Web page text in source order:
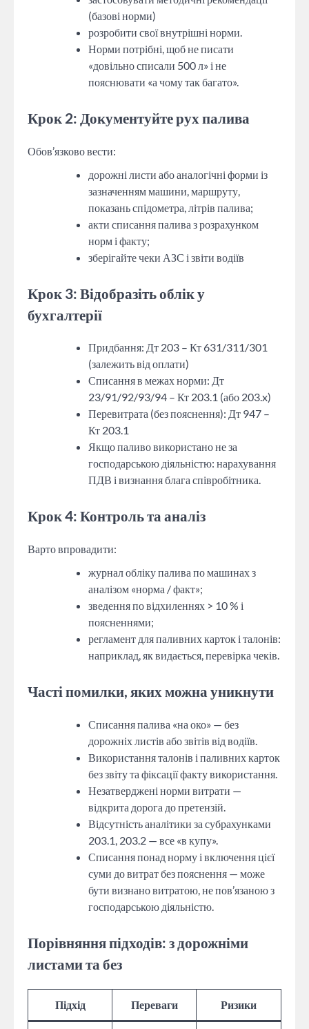
(базові норми)
розробити свої внутрішні норми.
Норми потрібні, щоб не писати
«довільно списали 500 л» і не
пояснювати «а чому так багато».
Крок 2: Документуйте рух палива
Обов’язково вести:
дорожні листи або аналогічні форми із
зазначенням машини, маршруту,
показань спідометра, літрів палива;
акти списання палива з розрахунком
норм і факту;
зберігайте чеки АЗС і звіти водіїв
Крок 3: Відобразіть облік у
бухгалтерії
Придбання: Дт 203 – Кт 631/311/301
(залежить від оплати)
Списання в межах норми: Дт
23/91/92/93/94 – Кт 203.1 (або 203.x)
Перевитрата (без пояснення): Дт 947 –
Кт 203.1
Якщо паливо використано не за
господарською діяльністю: нарахування
ПДВ і визнання блага співробітника.
Крок 4: Контроль та аналіз
Варто впровадити:
журнал обліку палива по машинах з
аналізом «норма / факт»;
зведення по відхиленнях > 10 % і
поясненнями;
регламент для паливних карток і талонів:
наприклад, як видається, перевірка чеків.
Часті помилки, яких можна уникнути
Списання палива «на око» — без
дорожніх листів або звітів від водіїв.
Використання талонів і паливних карток
без звіту та фіксації факту використання.
Незатверджені норми витрати —
відкрита дорога до претензій.
Відсутність аналітики за субрахунками
203.1, 203.2 — все «в купу».
Списання понад норму і включення цієї
суми до витрат без пояснення — може
бути визнано витратою, не пов’язаною з
господарською діяльністю.
Порівняння підходів: з дорожніми
листами та без
Підхід Переваги Ризики